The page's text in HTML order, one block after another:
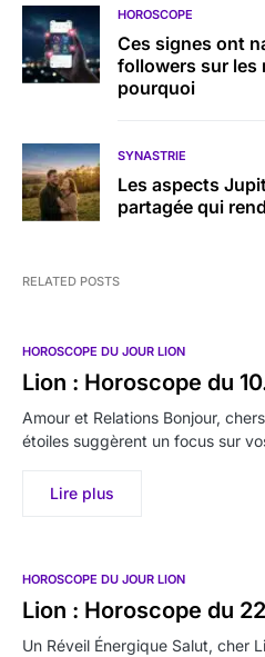
HOROSCOPE
Ces signes ont
followers sur les
pourquoi
SYNASTRIE
Les aspects
partagée qui
RELATED POSTS
HOROSCOPE DU JOUR LION
Lion : Horoscope du
Amour et Relations Bonjour,
étoiles suggèrent un focus sur
Lire plus
HOROSCOPE DU JOUR LION
Lion : Horoscope du
Un Réveil Énergique Salut, cher